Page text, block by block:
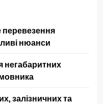
перевезення
нюанси
негабаритних
залізничних та